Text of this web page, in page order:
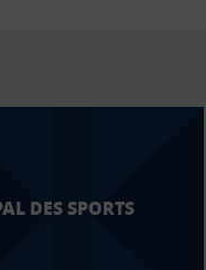
DES SPORTS